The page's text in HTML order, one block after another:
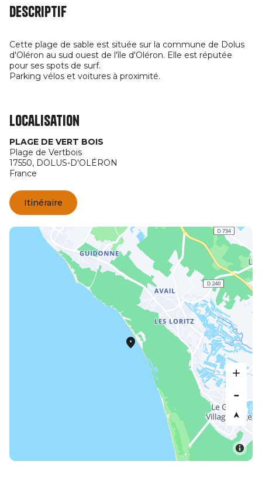
Descriptif
Cette plage de sable est située sur la commune de Dolus
d'Oléron au sud ouest de l'île d'Oléron. Elle est réputée
pour ses spots de surf.
Parking vélos et voitures à proximité.
Localisation
PLAGE DE VERT BOIS
Plage de Vertbois
17550, DOLUS-D'OLÉRON
France
Itinéraire